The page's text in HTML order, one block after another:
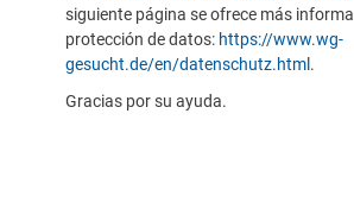
siguiente página se ofrece más
protección de datos: https://www.wg-
gesucht.de/en/datenschutz.html .
Gracias por su ayuda.